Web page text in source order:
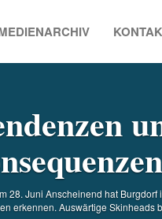
28. Juni Anscheinend hat
erkennen. Auswärtige Skinheads